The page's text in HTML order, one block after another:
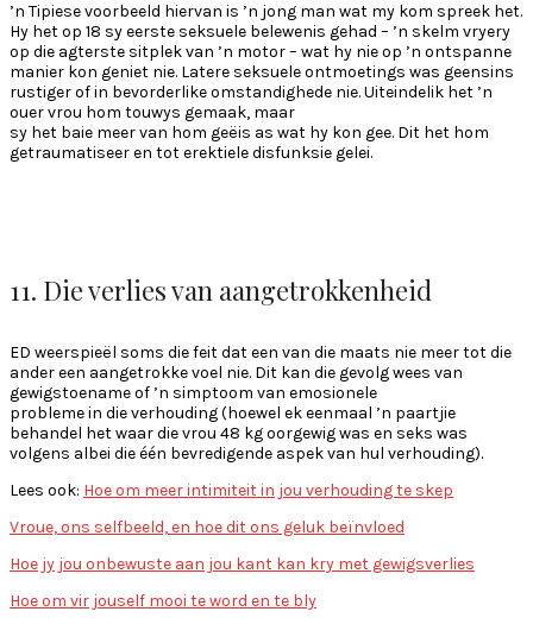
’n Tipiese voorbeeld hiervan is ’n jong man wat my kom spreek het.
Hy het op 18 sy eerste seksuele belewenis gehad – ’n skelm vryery
op die agterste sitplek van ’n motor – wat hy nie op ’n ontspanne
manier kon geniet nie. Latere seksuele ontmoetings was geensins
rustiger of in bevorderlike omstandighede nie. Uiteindelik het ’n
ouer vrou hom touwys gemaak, maar
sy het baie meer van hom geëis as wat hy kon gee. Dit het hom
getraumatiseer en tot erektiele disfunksie gelei.
11. Die verlies van aangetrokkenheid
ED weerspieël soms die feit dat een van die maats nie meer tot die
ander een aangetrokke voel nie. Dit kan die gevolg wees van
gewigstoename of ’n simptoom van emosionele
probleme in die verhouding (hoewel ek eenmaal ’n paartjie
behandel het waar die vrou 48 kg oorgewig was en seks was
volgens albei die één bevredigende aspek van hul verhouding).
Lees ook: Hoe om meer intimiteit in jou verhouding te skep
Vroue, ons selfbeeld, en hoe dit ons geluk beïnvloed
Hoe jy jou onbewuste aan jou kant kan kry met gewigsverlies
Hoe om vir jouself mooi te word en te bly